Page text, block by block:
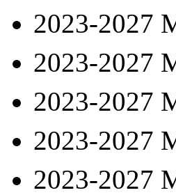
2023-2027
2023-2027
2023-2027
2023-2027
2023-2027